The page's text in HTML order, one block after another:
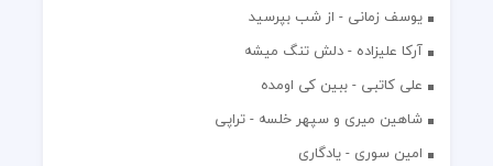
یوسف زمانی - از شب بپرسید
آرکا علیزاده - دلش تنگ میشه
علی کاتبی - ببین کی اومده
شاهین میری و سپهر خلسه - تراپی
امین سوری - یادگاری